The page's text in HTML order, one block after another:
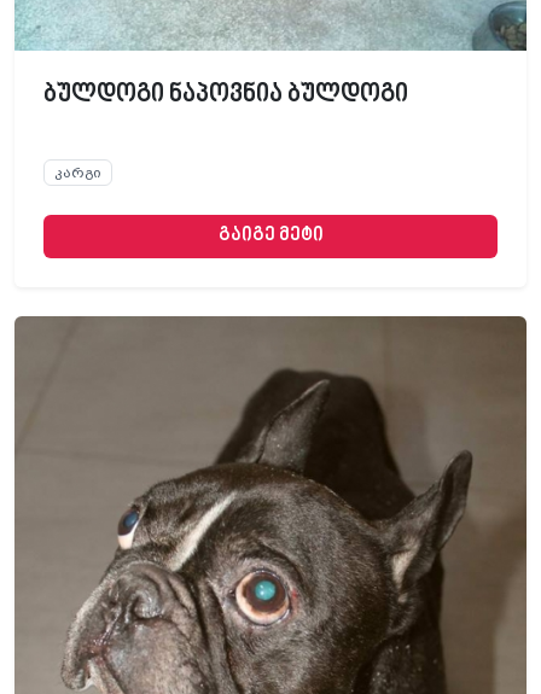
ბულდოგი ნაპოვნია ბულდოგი
კარგი
გაიგე მეტი